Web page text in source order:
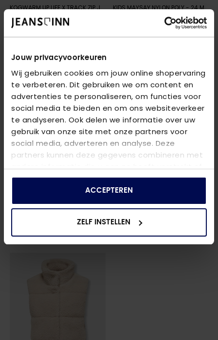
Jouw privacyvoorkeuren
Wij gebruiken cookies om jouw online shopervaring
te verbeteren. Dit gebruiken we om content en
advertenties te personaliseren, om functies voor
social media te bieden en om ons websiteverkeer
te analyseren. Ook delen we informatie over uw
gebruik van onze site met onze partners voor
social media, adverteren en analyse. Deze
partners kunnen deze gegevens combineren met
andere informatie die u aan ze heeft verstrekt of
die ze hebben verzameld op basis van uw gebruik
ACCEPTEREN
ZELF INSTELLEN
KOGWARM UP LIFE X TRACK ZIP JACKET - MAUVE WINE/LOS ANGELES -
€ 27,74 € 36,99
KIDS MAYSAY NYLON POLY- 24 MID GREY
KIDS MANAY NYLON POLY- 01 BLACK
KIDS ONLY
KOGMINNA LIFE BOMBER CP OTW-
€ 29,99